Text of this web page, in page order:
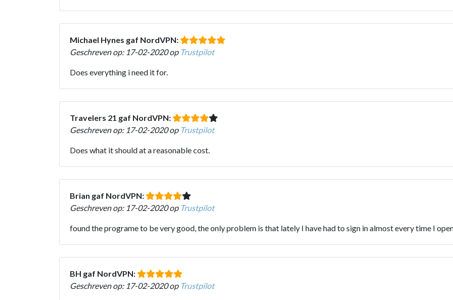
Michael Hynes gaf NordVPN:
Geschreven op: 17-02-2020 op Trustpilot
Does everything i need it for.
Travelers 21 gaf NordVPN:
Geschreven op: 17-02-2020 op Trustpilot
Does what it should at a reasonable cost.
Brian gaf NordVPN:
Geschreven op: 17-02-2020 op Trustpilot
found the programe to be very good, the only problem is that lately I have had to sign in almost every time I
BH gaf NordVPN:
Geschreven op: 17-02-2020 op Trustpilot